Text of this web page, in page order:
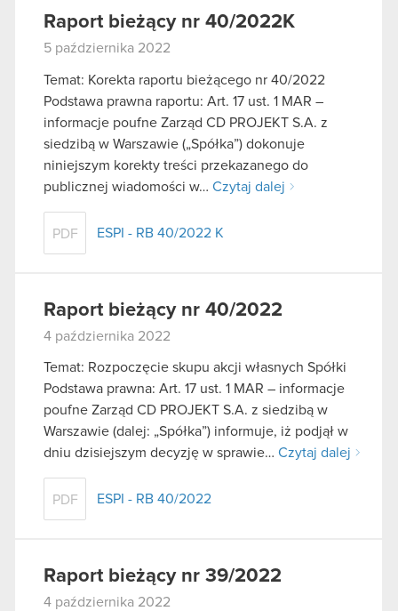
Raport bieżący nr 40/2022K
5 października 2022
Temat: Korekta raportu bieżącego nr 40/2022
Podstawa prawna raportu: Art. 17 ust. 1 MAR –
informacje poufne Zarząd CD PROJEKT S.A. z
siedzibą w Warszawie („Spółka”) dokonuje
niniejszym korekty treści przekazanego do
publicznej wiadomości w… Czytaj dalej
PDF ESPI - RB 40/2022 K
Raport bieżący nr 40/2022
4 października 2022
Temat: Rozpoczęcie skupu akcji własnych Spółki
Podstawa prawna: Art. 17 ust. 1 MAR – informacje
poufne Zarząd CD PROJEKT S.A. z siedzibą w
Warszawie (dalej: „Spółka”) informuje, iż podjął w
dniu dzisiejszym decyzję w sprawie… Czytaj dalej
PDF ESPI - RB 40/2022
Raport bieżący nr 39/2022
4 października 2022